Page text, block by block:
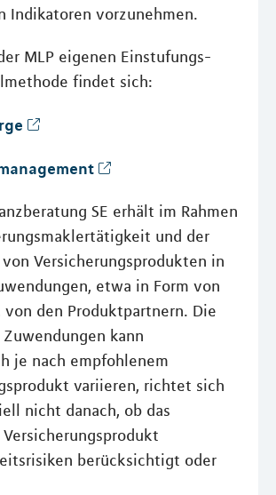
Indikatoren vorzunehmen.
MLP eigenen Einstufungs-
findet sich:
SE erhält im Rahmen
und der
Versicherungsprodukten in
etwa in Form von
von den Produktpartnern. Die
kann
je nach empfohlenem
variieren, richtet sich
nicht danach, ob das
berücksichtigt oder